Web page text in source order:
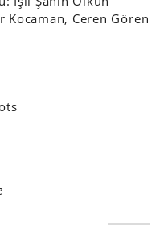
Kocaman, Ceren Gören